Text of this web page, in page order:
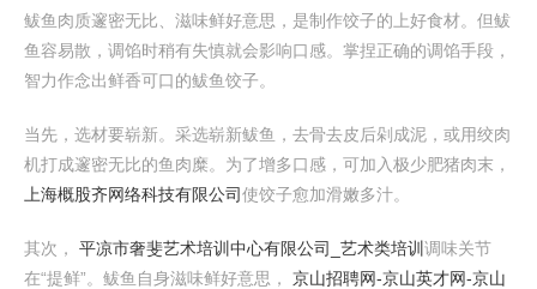
鲅鱼肉质邃密无比、滋味鲜好意思，是制作饺子的上好食材。但鲅
鱼容易散，调馅时稍有失慎就会影响口感。掌捏正确的调馅手段，
智力作念出鲜香可口的鲅鱼饺子。
当先，选材要崭新。采选崭新鲅鱼，去骨去皮后剁成泥，或用绞肉
机打成邃密无比的鱼肉糜。为了增多口感，可加入极少肥猪肉末，
上海概股齐网络科技有限公司使饺子愈加滑嫩多汁。
其次， 平凉市奢斐艺术培训中心有限公司_艺术类培训 调味关节
在“提鲜”。鲅鱼自身滋味鲜好意思， 京山招聘网-京山英才网-京山